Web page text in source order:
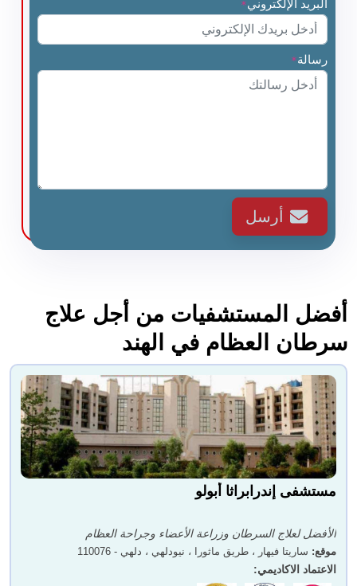
البريد الإلكتروني*
رسالة*
أرسل
أفضل المستشفيات من أجل علاج
سرطان العظام في الهند
مستشفى إندرابراثا أبولو
الأفضل لعلاج السرطان وزراعة الأعضاء وجراحة العظام
موقع: ساريتا فيهار ، طريق ماثورا ، نيودلهي ، دلهي - 110076
الاعتماد الاكاديمي: